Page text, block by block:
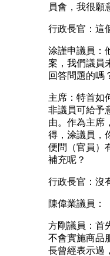
員會，我很願
行政長官：這
涂謹申議員：
案，我們議員
回答問題的嗎
主席：特首如
非議員可給予
由。作為主席
得，涂議員，
便問（官員）
補充呢？
行政長官：沒
陳偉業議員：
方剛議員：首
不會實施商品
長曾經表示過